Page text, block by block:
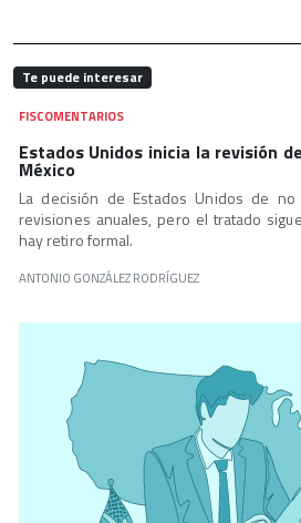
Te puede interesar
FISCOMENTARIOS
Estados Unidos inicia la revisión
México
La decisión de Estados Unidos de no
revisiones anuales, pero el tratado
hay retiro formal.
ANTONIO GONZÁLEZ RODRÍGUEZ